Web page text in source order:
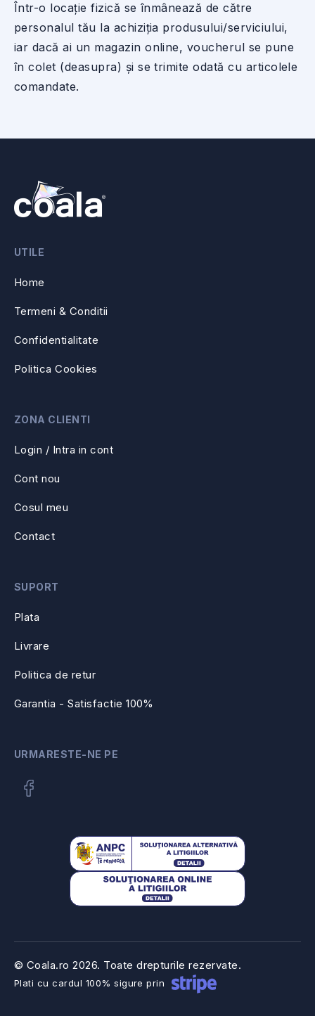
Într-o locație fizică se înmânează de către
personalul tău la achiziția produsului/serviciului,
iar dacă ai un magazin online, voucherul se pune
în colet (deasupra) și se trimite odată cu articolele
comandate.
UTILE
Home
Termeni & Conditii
Confidentialitate
Politica Cookies
ZONA CLIENTI
Login / Intra in cont
Cont nou
Cosul meu
Contact
SUPORT
Plata
Livrare
Politica de retur
Garantia - Satisfactie 100%
URMARESTE-NE PE
© Coala.ro2026. Toate drepturile rezervate.
Plati cu cardul 100% sigure prin